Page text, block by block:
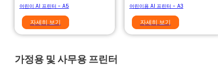
어린이 AI 프린터 - A5
자세히 보기
어린이용 AI 프린터 - A3
자세히 보기
가정용 및 사무용 프린터